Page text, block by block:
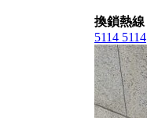
換鎖熱線
5114 5114